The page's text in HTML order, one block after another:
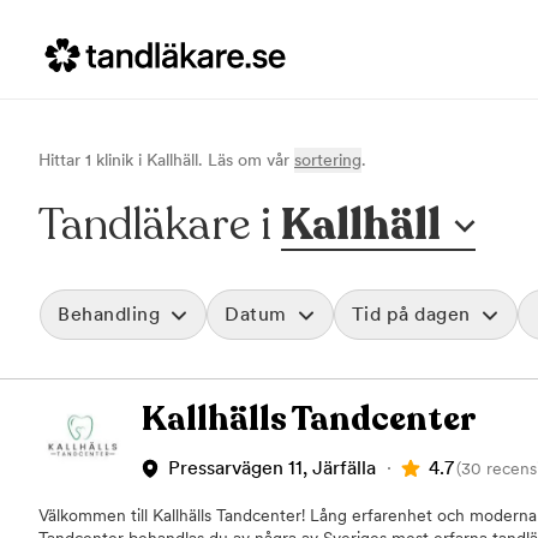
Hittar 1 klinik i Kallhäll. Läs om vår sortering.
Tandläkare i Kallhäll
Behandling
Vid värk, olyckor och akuta besvär
Basundersökning
Grundlig kontroll av tänder och tandkött
Professionell rengöring och puts
Datum
Rensa
Tid på dagen
Före klockan
Klockan 09:00 -
Klockan 12:00 -
Kallhälls Tandcenter
Pressarvägen 11, Järfälla 4.7(30
Välkommen till Kallhälls Tandcenter! Lång erfarenhet och